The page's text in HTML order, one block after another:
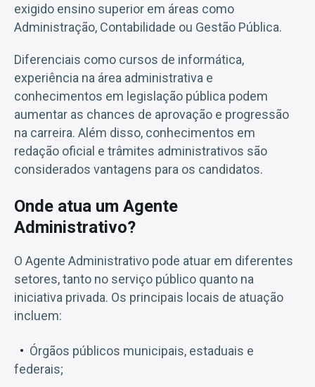
exigido ensino superior em áreas como
Administração, Contabilidade ou Gestão Pública.
Diferenciais como cursos de informática,
experiência na área administrativa e
conhecimentos em legislação pública podem
aumentar as chances de aprovação e progressão
na carreira. Além disso, conhecimentos em
redação oficial e trâmites administrativos são
considerados vantagens para os candidatos.
Onde atua um Agente
Administrativo?
O Agente Administrativo pode atuar em diferentes
setores, tanto no serviço público quanto na
iniciativa privada. Os principais locais de atuação
incluem:
Órgãos públicos municipais, estaduais e
federais;